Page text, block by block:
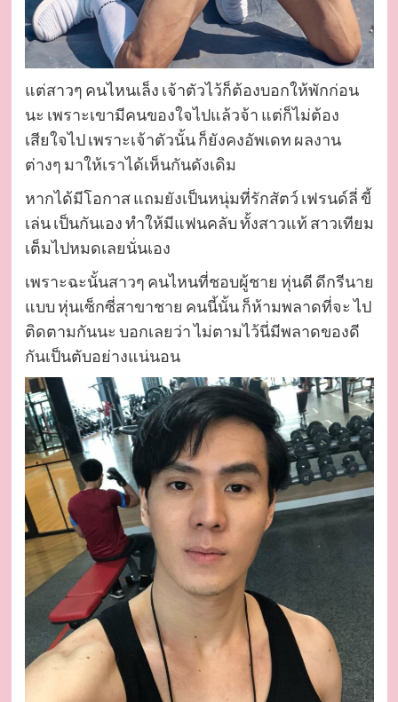
แต่สาวๆ คนไหนเล็ง เจ้าตัวไว้ก็ต้องบอกให้พักก่อน
นะ เพราะเขามีคนของใจไปแล้วจ้า แต่ก็ไม่ต้อง
เสียใจไป เพราะเจ้าตัวนั้น ก็ยังคงอัพเดท ผลงาน
ต่างๆ มาให้เราได้เห็นกันดังเดิม
หากได้มีโอกาส แถมยังเป็นหนุ่มที่รักสัตว์ เฟรนด์ลี่ ขี้
เล่น เป็นกันเอง ทำให้มีแฟนคลับ ทั้งสาวแท้ สาวเทียม
เต็มไปหมดเลยนั่นเอง
เพราะฉะนั้นสาวๆ คนไหนที่ชอบผู้ชาย หุ่นดี ดีกรีนาย
แบบ หุ่นเซ็กซี่สาขาชาย คนนี้นั้น ก็ห้ามพลาดที่จะ ไป
ติดตามกันนะ บอกเลยว่า ไม่ตามไว้นี่มีพลาดของดี
กันเป็นตับอย่างแน่นอน